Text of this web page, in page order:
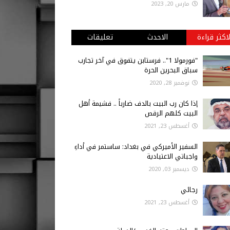
مارس 20, 2023
قراءة الاحدث تعليقات
"فورمولا 1".. فرستابن يتفوق في آخر تجارب
سباق البحرين الحرة
نوفمبر 28, 2020
إذا كان رب البيت بالدف ضارباً .. فشيمة أهل
البيت كلهم الرقص
أغسطس 23, 2021
السفير الأميركي في بغداد: ساستمر في أداءِ
واجباتي الاعتيادية
ديسمبر 03, 2020
رجائي
أغسطس 23, 2021